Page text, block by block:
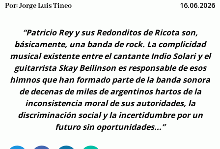
Por:Jorge Luis Tineo 16.06.2026
“Patricio Rey y sus Redonditos de Ricota son,
básicamente, una banda de rock. La complicidad
musical existente entre el cantante Indio Solari y el
guitarrista Skay Beilinson es responsable de esos
himnos que han formado parte de la banda sonora
de decenas de miles de argentinos hartos de la
inconsistencia moral de sus autoridades, la
discriminación social y la incertidumbre por un
futuro sin oportunidades...”